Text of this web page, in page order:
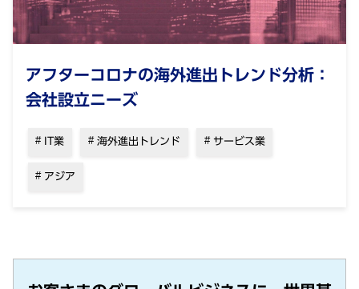
アフターコロナの海外進出トレンド分析：
会社設立ニーズ
IT業 海外進出トレンド サービス業
アジア